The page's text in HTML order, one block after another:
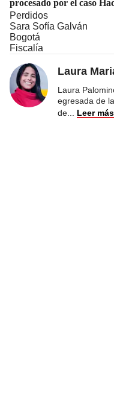
procesado por el caso
Perdidos
Sara Sofía Galván
Bogotá
Fiscalía
Laura
Laura
egresada de
de
Leer más